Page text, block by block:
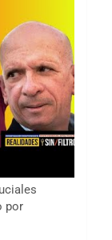
por